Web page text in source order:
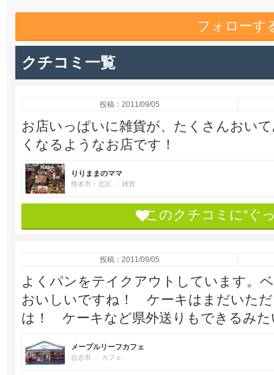
フォローす
クチコミ一覧
投稿：2011/09/05
お店いっぱいに雑貨が、たくさんおい
くなるようなお店です！
りりままのママ
熊本市・北区 雑貨
このクチコミに“ぐ
投稿：2011/09/05
よくパンをテイクアウトしています。
おいしいですね！ ケーキはまだいた
は！ ケーキなど県外送りもできるみた
メープルリーフカフェ
合志市 カフェ